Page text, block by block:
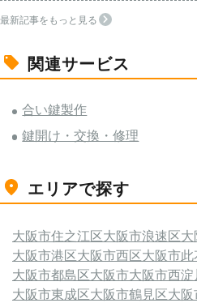
最新記事をもっと見る
関連サービス
合い鍵製作
鍵開け・交換・修理
エリアで探す
大阪市住之江区大阪市浪速区
大阪市港区大阪市西区大阪市此
大阪市都島区大阪市大阪市西淀
大阪市東成区大阪市鶴見区大